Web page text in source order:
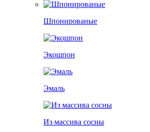
Шпонированые
Экошпон
Эмаль
Из массива сосны